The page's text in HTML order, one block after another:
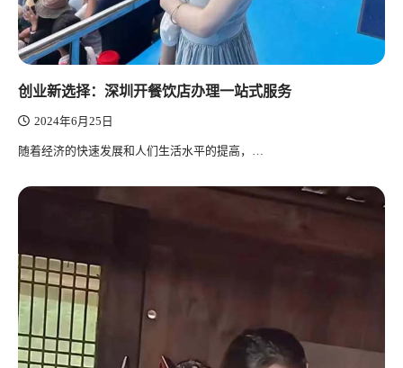
创业新选择：深圳开餐饮店办理一站式服务
2024年6月25日
随着经济的快速发展和人们生活水平的提高，…